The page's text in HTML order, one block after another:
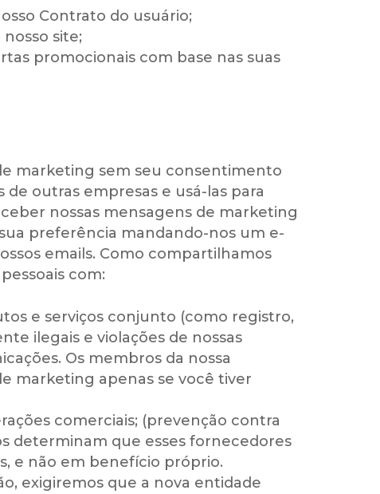
Contrato do usuário;
site;
promocionais com base nas suas
marketing sem seu consentimento
outras empresas e usá-las para
nossas mensagens de marketing
preferência mandando-nos um e-
emails. Como compartilhamos
com:
e serviços conjunto (como registro,
ilegais e violações de nossas
Os membros da nossa
marketing apenas se você tiver
comerciais; (prevenção contra
determinam que esses fornecedores
e não em benefício próprio.
exigiremos que a nova entidade